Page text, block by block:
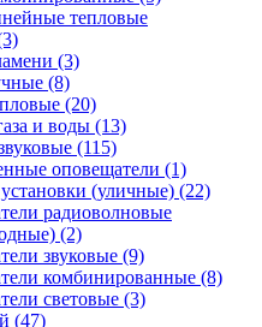
тепловые
(3)
(8)
(20)
и воды (13)
(115)
оповещатели (1)
(уличные) (22)
радиоволновые
(2)
звуковые (9)
комбинированные (8)
световые (3)
(47)